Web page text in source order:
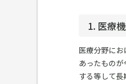
1. 医療
医療分野に
あったもの
する等して